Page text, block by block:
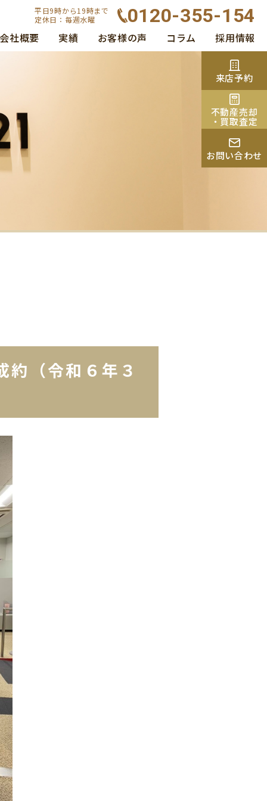
平日9時から19時まで
定休日：毎週水曜
0120-355-154
会社概要 実績 お客様の声 コラム 採用情報
来店予約
不動産売却
・買取査定
お問い合わせ
（令和６年３